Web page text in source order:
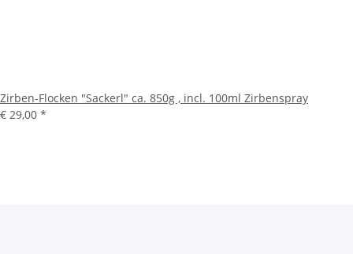
Zirben-Flocken "Sackerl" ca. 850g , incl. 100ml Zirbenspray
€ 29,00 *